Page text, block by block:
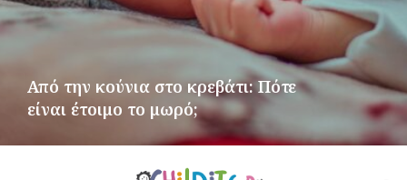
Από την κούνια στο κρεβάτι: Πότε
είναι έτοιμο το μωρό;